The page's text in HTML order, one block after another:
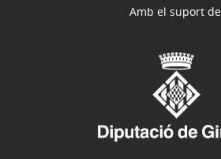
Amb el suport